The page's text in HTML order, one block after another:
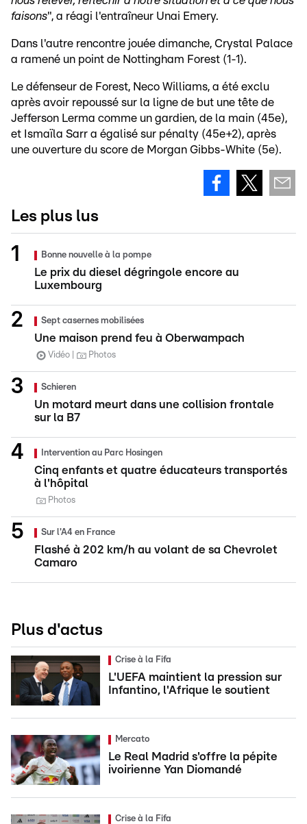
faisons", a réagi l'entraîneur Unai Emery.
Dans l'autre rencontre jouée dimanche, Crystal Palace
a ramené un point de Nottingham Forest (1-1).
Le défenseur de Forest, Neco Williams, a été exclu
après avoir repoussé sur la ligne de but une tête de
Jefferson Lerma comme un gardien, de la main (45e),
et Ismaïla Sarr a égalisé sur pénalty (45e+2), après
une ouverture du score de Morgan Gibbs-White (5e).
Les plus lus
Bonne nouvelle à la pompe
Le prix du diesel dégringole encore au
Luxembourg
Sept casernes mobilisées
Une maison prend feu à Oberwampach
Vidéo Photos
Schieren
Un motard meurt dans une collision frontale
sur la B7
Intervention au Parc Hosingen
Cinq enfants et quatre éducateurs transportés
à l'hôpital
Photos
Sur l'A4 en France
Flashé à 202 km/h au volant de sa Chevrolet
Camaro
Plus d'actus
Crise à la Fifa
L'UEFA maintient la pression sur
Infantino, l'Afrique le soutient
Mercato
Le Real Madrid s'offre la pépite
ivoirienne Yan Diomandé
Crise à la Fifa